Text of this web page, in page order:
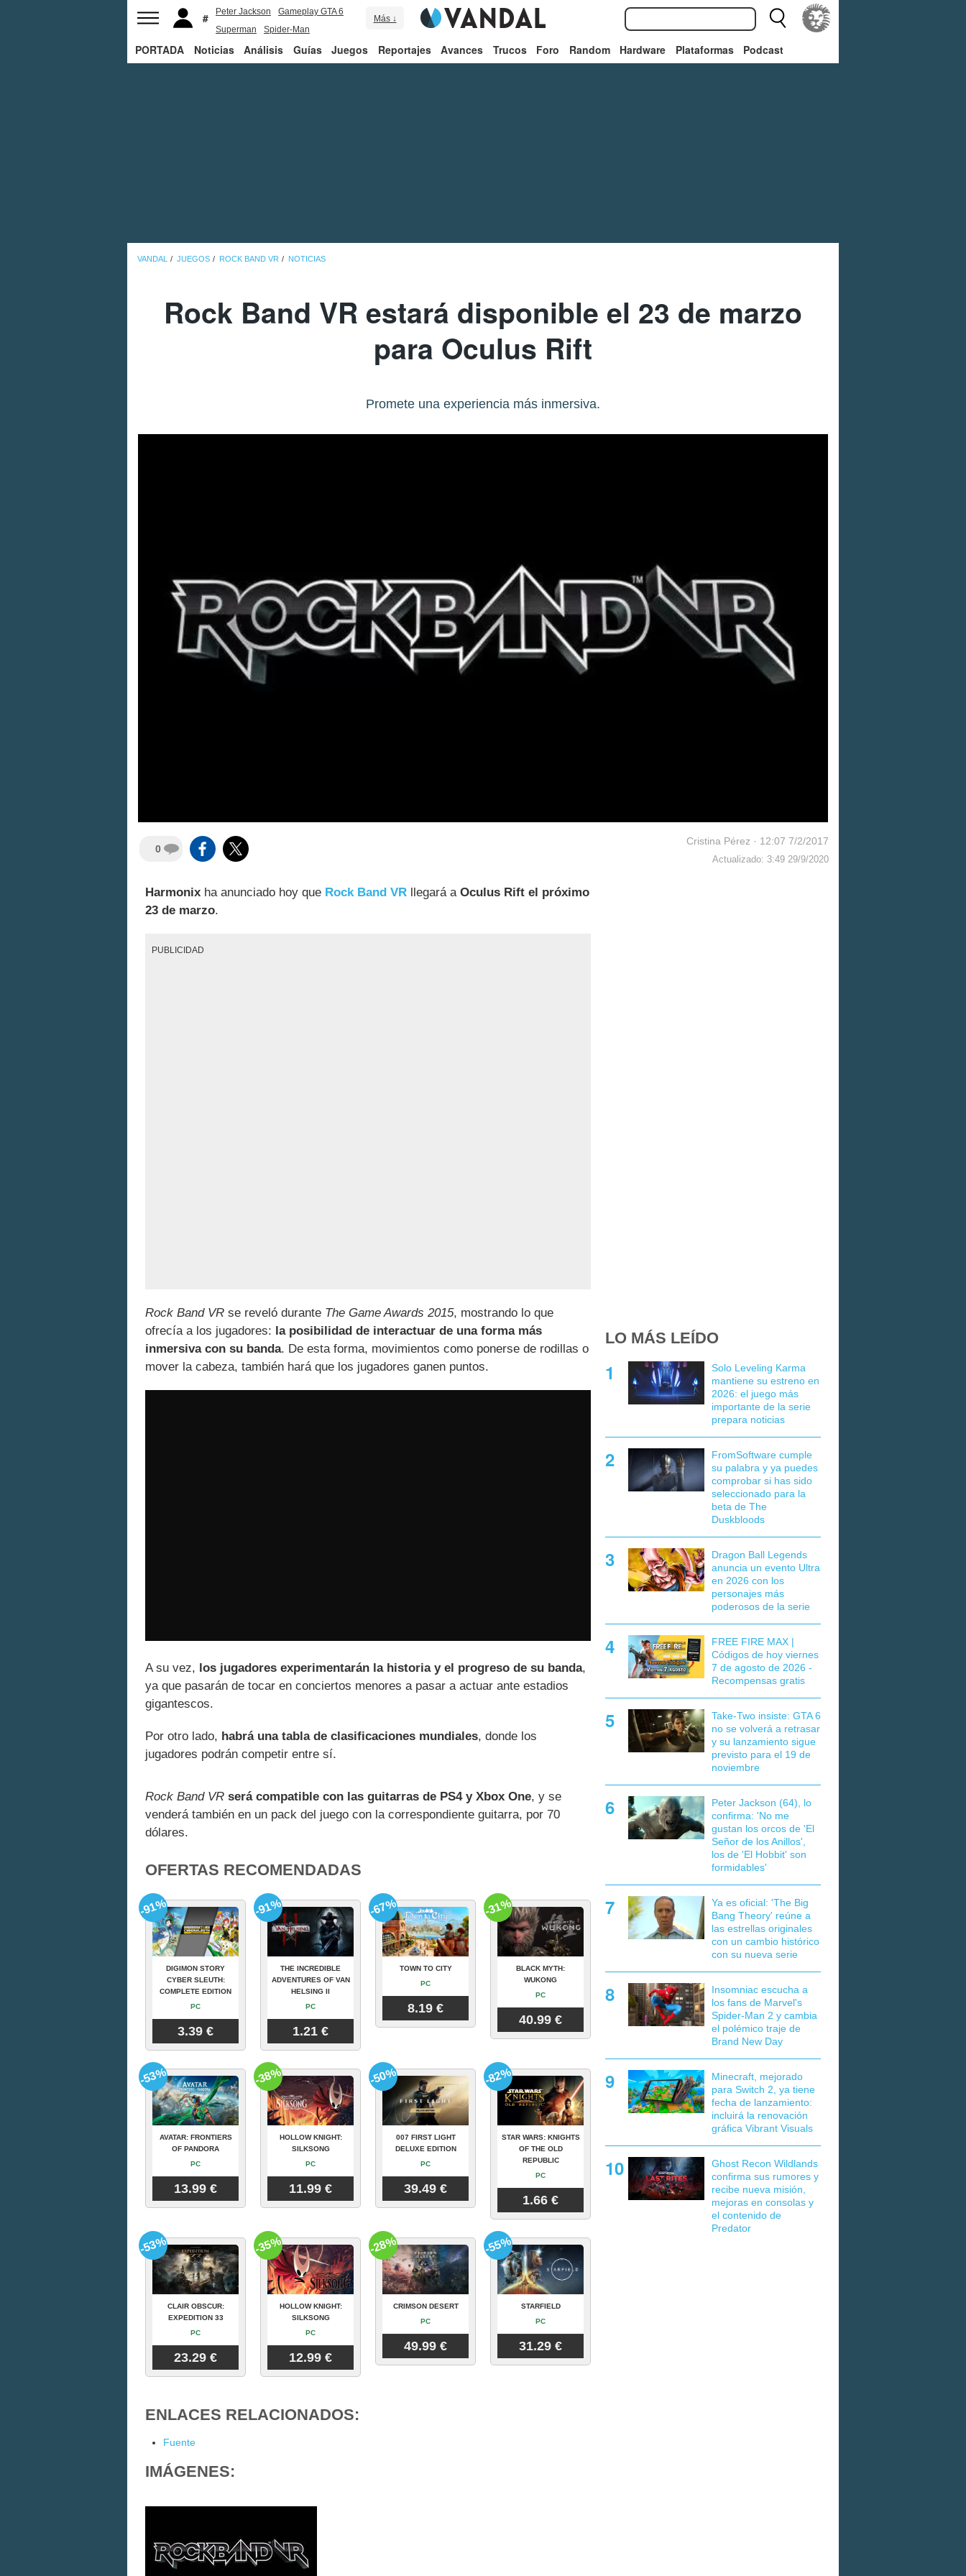
Peter Jackson
Gameplay GTA 6
Superman
Spider-Man
Más ↓
PORTADA Noticias Análisis Guías Juegos Reportajes Avances Trucos Foro Random Hardware Plataformas Podcast
VANDAL JUEGOS ROCK BAND VR NOTICIAS
Rock Band VR estará disponible el 23 de marzo
para Oculus Rift
Promete una experiencia más inmersiva.
0
Cristina Pérez · 12:07 7/2/2017
Actualizado: 3:49 29/9/2020
Harmonix ha anunciado hoy que Rock Band VR llegará a Oculus Rift el próximo
23 de marzo.
PUBLICIDAD
Rock Band VR se reveló durante The Game Awards 2015, mostrando lo que
ofrecía a los jugadores: la posibilidad de interactuar de una forma más
inmersiva con su banda. De esta forma, movimientos como ponerse de rodillas o
mover la cabeza, también hará que los jugadores ganen puntos.
A su vez, los jugadores experimentarán la historia y el progreso de su banda,
ya que pasarán de tocar en conciertos menores a pasar a actuar ante estadios
gigantescos.
Por otro lado, habrá una tabla de clasificaciones mundiales, donde los
jugadores podrán competir entre sí.
Rock Band VR será compatible con las guitarras de PS4 y Xbox One, y se
venderá también en un pack del juego con la correspondiente guitarra, por 70
dólares.
OFERTAS RECOMENDADAS
DIGIMON STORY
CYBER SLEUTH:
COMPLETE EDITION
PC
3.39 €
-91%
THE INCREDIBLE
ADVENTURES OF VAN
HELSING II
PC
1.21 €
-91%
TOWN TO CITY
PC
8.19 €
-67%
BLACK MYTH:
WUKONG
PC
40.99 €
-31%
AVATAR: FRONTIERS
OF PANDORA
PC
13.99 €
-53%
HOLLOW KNIGHT:
SILKSONG
PC
11.99 €
-38%
007 FIRST LIGHT
DELUXE EDITION
PC
39.49 €
-50%
STAR WARS: KNIGHTS
OF THE OLD
REPUBLIC
PC
1.66 €
-82%
CLAIR OBSCUR:
EXPEDITION 33
PC
23.29 €
-53%
HOLLOW KNIGHT:
SILKSONG
PC
12.99 €
-35%
CRIMSON DESERT
PC
49.99 €
-28%
STARFIELD
PC
31.29 €
-55%
ENLACES RELACIONADOS:
Fuente
IMÁGENES:
LO MÁS LEÍDO
Solo Leveling Karma
mantiene su estreno en
2026: el juego más
importante de la serie
prepara noticias
FromSoftware cumple
su palabra y ya puedes
comprobar si has sido
seleccionado para la
beta de The
Duskbloods
Dragon Ball Legends
anuncia un evento Ultra
en 2026 con los
personajes más
poderosos de la serie
FREE FIRE MAX |
Códigos de hoy viernes
7 de agosto de 2026 -
Recompensas gratis
Take-Two insiste: GTA 6
no se volverá a retrasar
y su lanzamiento sigue
previsto para el 19 de
noviembre
Peter Jackson (64), lo
confirma: 'No me
gustan los orcos de 'El
Señor de los Anillos',
los de 'El Hobbit' son
formidables'
Ya es oficial: 'The Big
Bang Theory' reúne a
las estrellas originales
con un cambio histórico
con su nueva serie
Insomniac escucha a
los fans de Marvel's
Spider-Man 2 y cambia
el polémico traje de
Brand New Day
Minecraft, mejorado
para Switch 2, ya tiene
fecha de lanzamiento:
incluirá la renovación
gráfica Vibrant Visuals
Ghost Recon Wildlands
confirma sus rumores y
recibe nueva misión,
mejoras en consolas y
el contenido de
Predator